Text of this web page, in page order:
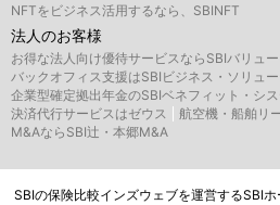
NFTをビジネス活用するなら、SBINFT
法人のお客様
お得な法人向け優待サービスならSBIバリュ
バックオフィス支援はSBIビジネス・ソリュ
企業型確定拠出年金のSBIベネフィット・シ
決済代行サービスはゼウス
航空機・船舶リ
M&AならSBI辻・本郷M&A
SBIの保険比較インズウェブを運営するSBI